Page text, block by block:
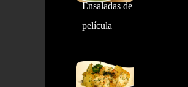
Ensaladas de
película